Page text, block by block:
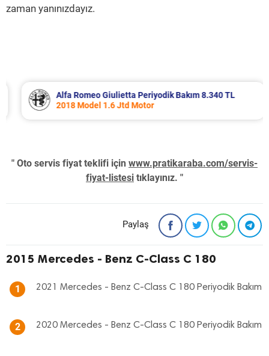
zaman yanınızdayız.
Alfa Romeo Giulietta Periyodik Bakım 8.340 TL
2018 Model 1.6 Jtd Motor
" Oto servis fiyat teklifi için www.pratikaraba.com/servis-
fiyat-listesi tıklayınız. "
Paylaş
2015 Mercedes - Benz C-Class C 180
1 2021 Mercedes - Benz C-Class C 180 Periyodik Bakım
2 2020 Mercedes - Benz C-Class C 180 Periyodik Bakım